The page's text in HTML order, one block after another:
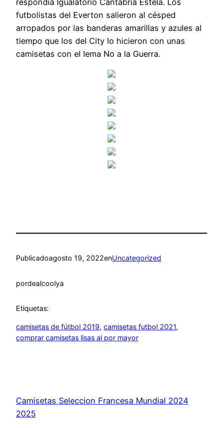
futbolistas del Everton salieron al césped
arropados por las banderas amarillas y azules al
tiempo que los del City lo hicieron con unas
camisetas con el lema No a la Guerra.
Publicadoagosto 19, 2022enUncategorized
pordealcoolya
Etiquetas:
camisetas de fútbol 2019, camisetas futbol 2021
comprar camisetas lisas al por mayor
Camisetas Seleccion Francesa Mundial 2024
2025